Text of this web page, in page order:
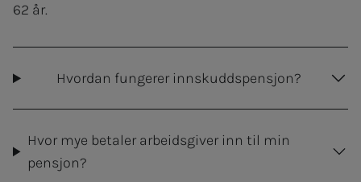
62 år.
Hvordan fungerer innskuddspensjon?
Hvor mye betaler arbeidsgiver inn til min
pensjon?